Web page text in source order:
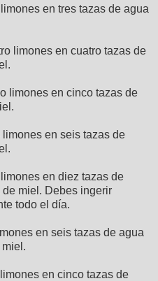
en tres tazas de agua
limones en cuatro tazas de
limones en cinco tazas de
en seis tazas de
en diez tazas de
miel. Debes ingerir
todo el día.
en seis tazas de agua
en cinco tazas de